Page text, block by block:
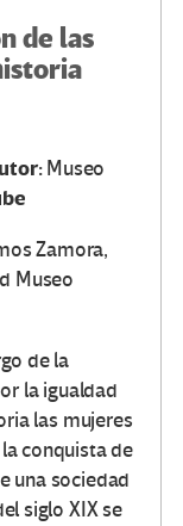
de las
Museo
Zamora,
Museo
de la
la igualdad
las mujeres
conquista de
una sociedad
siglo XIX se